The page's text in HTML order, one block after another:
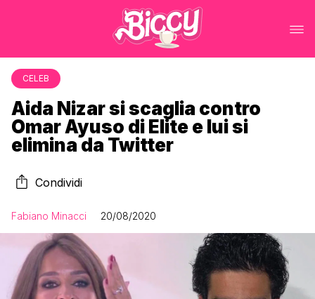
CELEB
Aida Nizar si scaglia contro
Omar Ayuso di Elite e lui si
elimina da Twitter
Condividi
Fabiano Minacci 20/08/2020